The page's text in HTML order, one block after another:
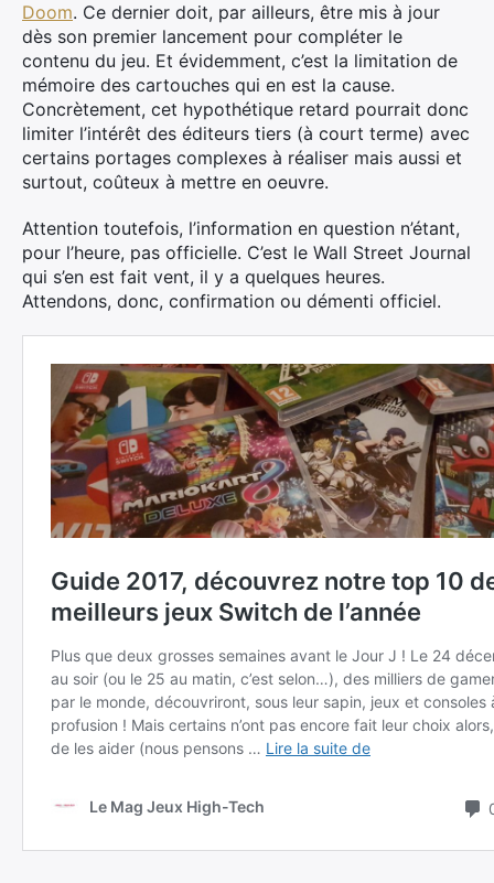
Doom. Ce dernier doit, par ailleurs, être mis à jour
dès son premier lancement pour compléter le
contenu du jeu. Et évidemment, c’est la limitation de
mémoire des cartouches qui en est la cause.
Concrètement, cet hypothétique retard pourrait donc
limiter l’intérêt des éditeurs tiers (à court terme) avec
certains portages complexes à réaliser mais aussi et
surtout, coûteux à mettre en oeuvre.
Attention toutefois, l’information en question n’étant,
pour l’heure, pas officielle. C’est le Wall Street Journal
qui s’en est fait vent, il y a quelques heures.
Attendons, donc, confirmation ou démenti officiel.